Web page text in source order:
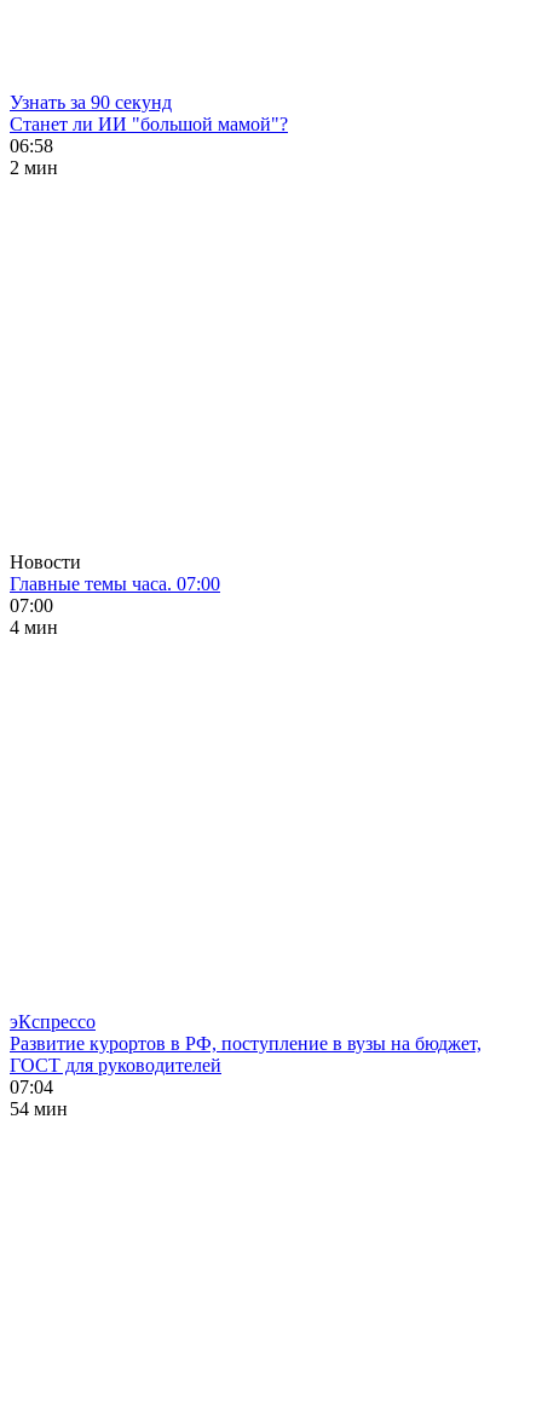
Узнать за 90 секунд
Станет ли ИИ "большой мамой"?
06:58
2 мин
Новости
Главные темы часа. 07:00
07:00
4 мин
эКспрессо
Развитие курортов в РФ, поступление в вузы на бюджет,
ГОСТ для руководителей
07:04
54 мин